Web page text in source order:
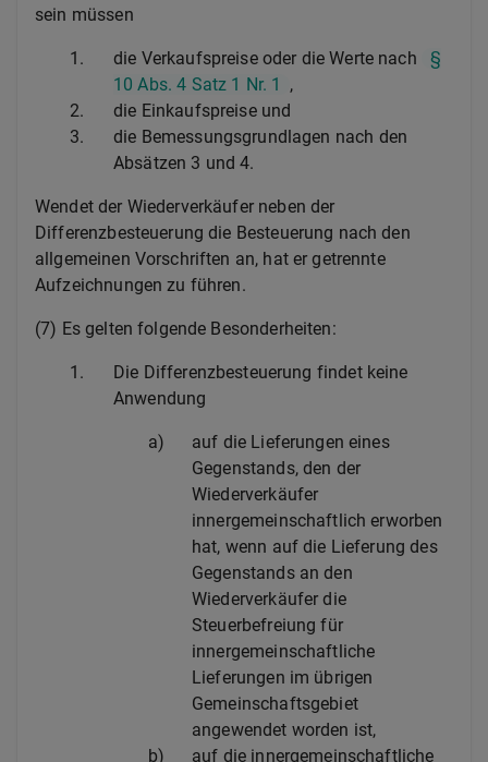
sein müssen
1. die Verkaufspreise oder die Werte nach
§
10 Abs. 4 Satz 1 Nr. 1
,
2.
die Einkaufspreise und
3.
die Bemessungsgrundlagen nach den
Absätzen 3 und 4.
Wendet der Wiederverkäufer neben der
Differenzbesteuerung die Besteuerung nach den
allgemeinen Vorschriften an, hat er getrennte
Aufzeichnungen zu führen.
(7) Es gelten folgende Besonderheiten:
1.
Die Differenzbesteuerung findet keine
Anwendung
a)
auf die Lieferungen eines
Gegenstands, den der
Wiederverkäufer
innergemeinschaftlich erworben
hat, wenn auf die Lieferung des
Gegenstands an den
Wiederverkäufer die
Steuerbefreiung für
innergemeinschaftliche
Lieferungen im übrigen
Gemeinschaftsgebiet
angewendet worden ist,
b)
auf die innergemeinschaftliche